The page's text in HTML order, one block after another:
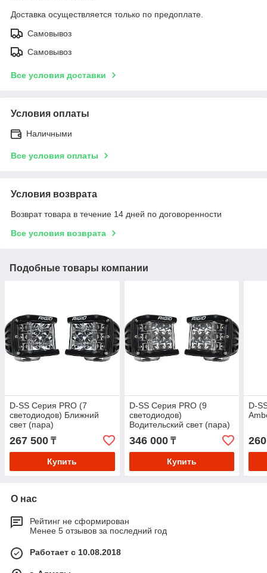
Доставка осуществляется только по предоплате.
Самовывоз
Самовывоз
Все условия доставки
Условия оплаты
Наличными
Все условия оплаты
Условия возврата
Возврат товара в течение 14 дней по договоренности
Все условия возврата
Подобные товары компании
D-SS Серия PRO (7
светодиодов) Ближний
свет (пара)
267 500 ₸
Купить
D-SS Серия PRO (9
светодиодов)
Водительский свет (пара)
346 000₸
Купить
D-
О нас
Рейтинг не сформирован
Менее 5 отзывов за последний год
Работает с 10.08.2018